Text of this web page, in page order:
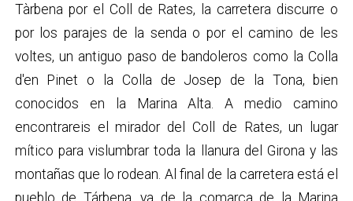
Tàrbena por el Coll de Rates, la carretera discurre o
por los parajes de la senda o por el camino de les
voltes, un antiguo paso de bandoleros como la Colla
d'en Pinet o la Colla de Josep de la Tona, bien
conocidos en la Marina Alta. A medio camino
encontrareis el mirador del Coll de Rates, un lugar
mítico para vislumbrar toda la llanura del Girona y las
montañas que lo rodean. Al final de la carretera está el
pueblo de Tárbena, ya de la comarca de la Marina